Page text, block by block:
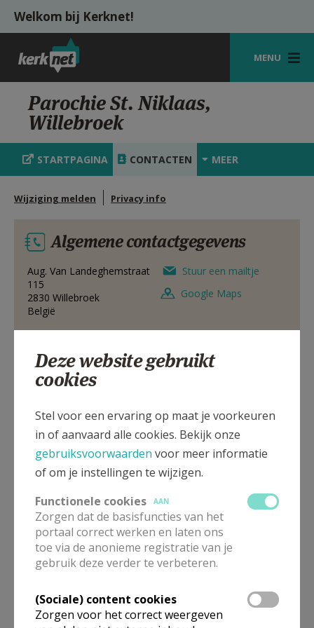
Overslaan en naar de inhoud gaan
Welkom bij Kerknet!
MENU
STARTPAGINA
KERK
VIERINGEN
HULP
MIJN PAROCHIE
AANMELDEN OF REGISTREREN
Parochie St. Niklaas,
Willebroek
STARTPAGINA CONTACTEN MEER
Wijziging melden Privacy info
Algemene contactgegevens
Aug. Van Landeghemstraat
115
2830 Willebroek
België
Stuur een mailtje
Google Maps
Deze website gebruikt
cookies
Stel voor een ervaring op maat je voorkeuren
in of aanvaard alle cookies. Bekijk onze
gebruiksvoorwaarden voor meer informatie
of om je instellingen te wijzigen.
Functionele cookies
AAN
Zorgen dat de basisfuncties van het
portaal correct werken en laten ons
toe via de anonieme registratie van je
gebruik deze verder te verbeteren.
(Sociale) content cookies
Zorgen voor het correct weergeven